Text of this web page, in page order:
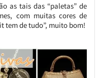
as tais das “paletas” de
com muitas cores de
tem de tudo”, muito bom!